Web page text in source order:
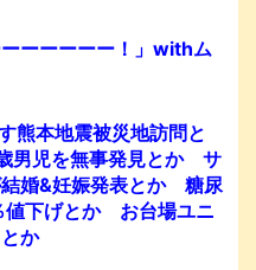
ーーーーー！」withム
本地震被災地訪問と
男児を無事発見とか サ
結婚&妊娠発表とか 糖尿
値下げとか お台場ユニ
か